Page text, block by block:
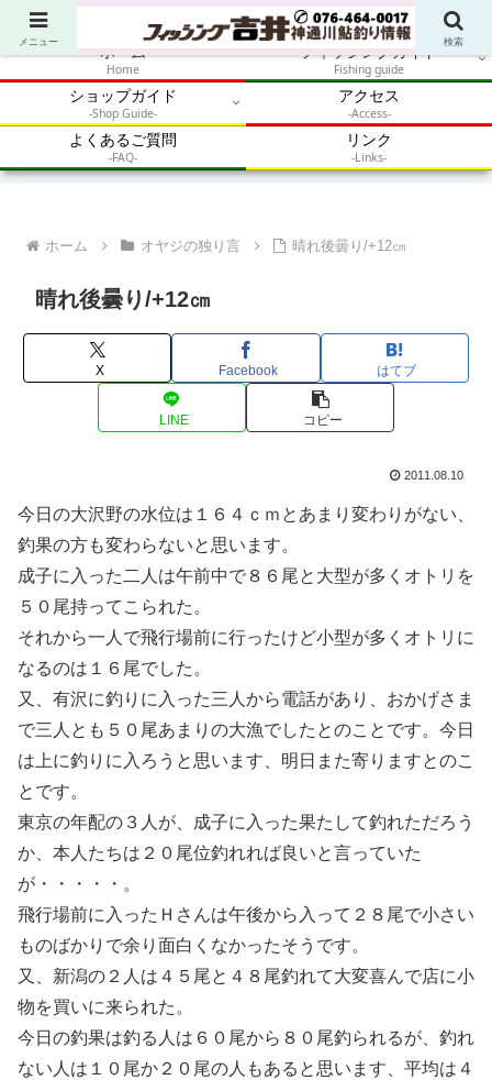
アウトドア・釣り・鮎・自然体験を加速させるメディア
ホーム
Home
フィッシングガイド
Fishing guide
ショップガイド
-Shop Guide-
アクセス
-Access-
よくあるご質問
-FAQ-
リンク
-Links-
ホーム オヤジの独り言 晴れ後曇り/+12㎝
晴れ後曇り/+12㎝
X Facebook はてブ
LINE コピー
2011.08.10
今日の大沢野の水位は１６４ｃｍとあまり変わりがない、
釣果の方も変わらないと思います。
成子に入った二人は午前中で８６尾と大型が多くオトリを
５０尾持ってこられた。
それから一人で飛行場前に行ったけど小型が多くオトリに
なるのは１６尾でした。
又、有沢に釣りに入った三人から電話があり、おかげさま
で三人とも５０尾あまりの大漁でしたとのことです。今日
は上に釣りに入ろうと思います、明日また寄りますとのこ
とです。
東京の年配の３人が、成子に入った果たして釣れただろう
か、本人たちは２０尾位釣れれば良いと言っていた
が・・・・・。
飛行場前に入ったＨさんは午後から入って２８尾で小さい
ものばかりで余り面白くなかったそうです。
又、新潟の２人は４５尾と４８尾釣れて大変喜んで店に小
物を買いに来られた。
今日の釣果は釣る人は６０尾から８０尾釣られるが、釣れ
ない人は１０尾か２０尾の人もあると思います、平均は４
メニュー 検索